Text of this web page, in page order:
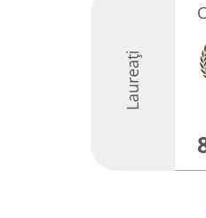
Laureați